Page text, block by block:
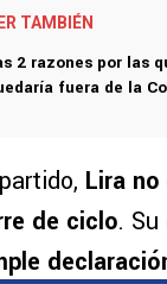
TAMBIÉN
2 razones por las
fuera de la
Lira
de ciclo.